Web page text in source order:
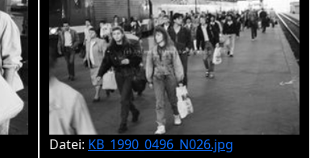
Datei: KB_1990_0496_N026.jpg